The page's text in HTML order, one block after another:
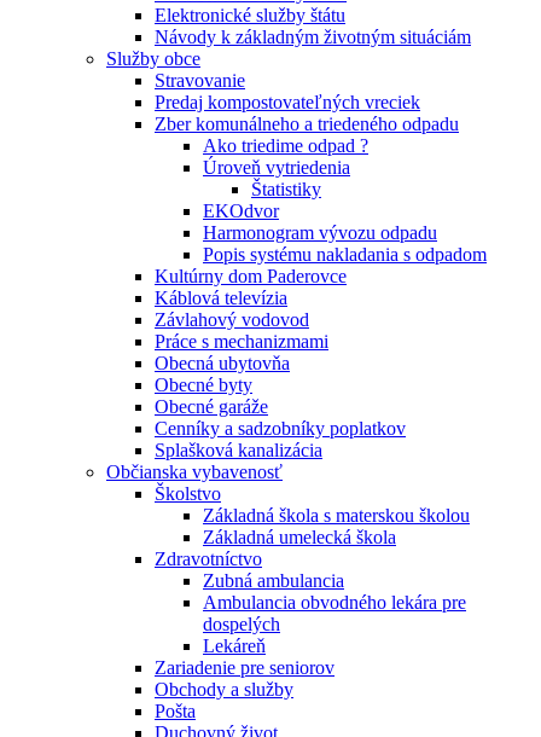
Elektronické služby štátu
Návody k základným životným situáciám
Služby obce
Stravovanie
Predaj kompostovateľných vreciek
Zber komunálneho a triedeného odpadu
Ako triedime odpad ?
Úroveň vytriedenia
Štatistiky
EKOdvor
Harmonogram vývozu odpadu
Popis systému nakladania s odpadom
Kultúrny dom Paderovce
Káblová televízia
Závlahový vodovod
Práce s mechanizmami
Obecná ubytovňa
Obecné byty
Obecné garáže
Cenníky a sadzobníky poplatkov
Splašková kanalizácia
Občianska vybavenosť
Školstvo
Základná škola s materskou školou
Základná umelecká škola
Zdravotníctvo
Zubná ambulancia
Ambulancia obvodného lekára pre
dospelých
Lekáreň
Zariadenie pre seniorov
Obchody a služby
Pošta
Duchovný život